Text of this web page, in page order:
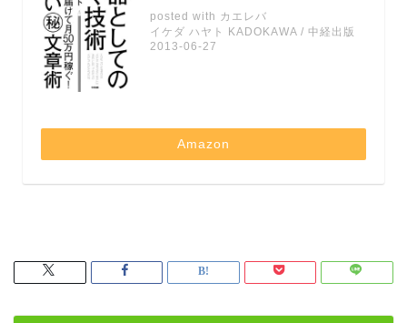
posted with カエレバ
イケダ ハヤト KADOKAWA / 中経出版
2013-06-27
Amazon